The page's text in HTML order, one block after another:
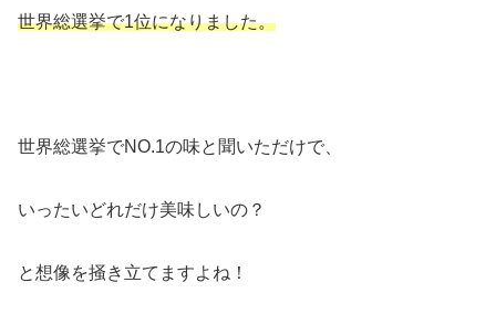
世界総選挙で1位になりました。
世界総選挙でNO.1の味と聞いただけで、
いったいどれだけ美味しいの？
と想像を掻き立てますよね！